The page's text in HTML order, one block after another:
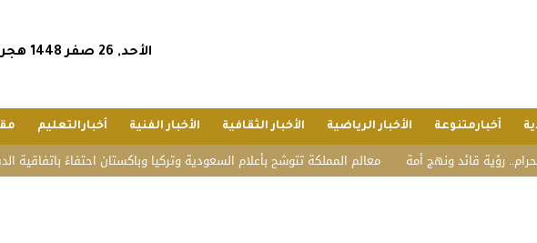
الأحد, 26 صفر 1448 هجريا, 9 أغسطس 2026 ميلاديا.
أخبارمتنوعة الأخبار الرياضية الأخبار الثقافية الأخبار الفنية أخبارالتعليم
معالم المملكة تتوشح بأعلام السعودية وتركيا وباكستان احتفاءً باتفاقية الدفاع قائد ونهج أمة